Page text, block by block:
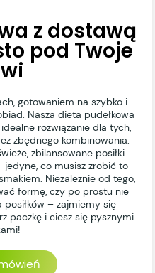
z dostawą
pod Twoje
gotowaniem na szybko i
Nasza dieta pudełkowa
rozwiązanie dla tych,
zbędnego kombinowania.
zbilansowane posiłki
co musisz zrobić to
Niezależnie od tego,
formę, czy po prostu nie
– zajmiemy się
paczkę i ciesz się pysznymi